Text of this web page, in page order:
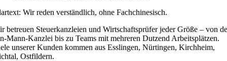
Wir reden verständlich, ohne Fachchinesisch.
betreuen Steuerkanzleien und Wirtschaftsprüfer jeder Größe – von
Mann-Kanzlei bis zu Teams mit mehreren Dutzend Arbeitsplätzen.
unserer Kunden kommen aus Esslingen, Nürtingen, Kirchheim,
Ostfildern.